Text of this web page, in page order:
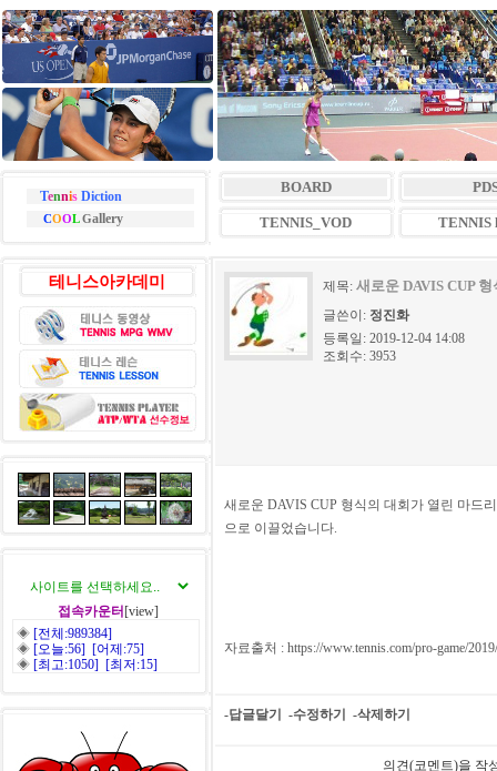
TennisDiction
COOLGallery
BOARD
TENNIS_VOD TENNIS
테니스아카데미
접속카운터 [view]
◈ [전체:989384]
◈ [오늘:56] [어제:75]
◈ [최고:1050] [최저:15]
제목: 새로운 DAVIS CUP
글쓴이: 정진화
등록일: 2019-12-04 14:08
조회수: 3953
새로운 DAVIS CUP 형식의 대회가 열린 마드
으로 이끌었습니다.
자료출처 : https://www.tennis.com/pro-game/
-답글달기 -수정하기 -삭제하기
의견(코멘트)을 작